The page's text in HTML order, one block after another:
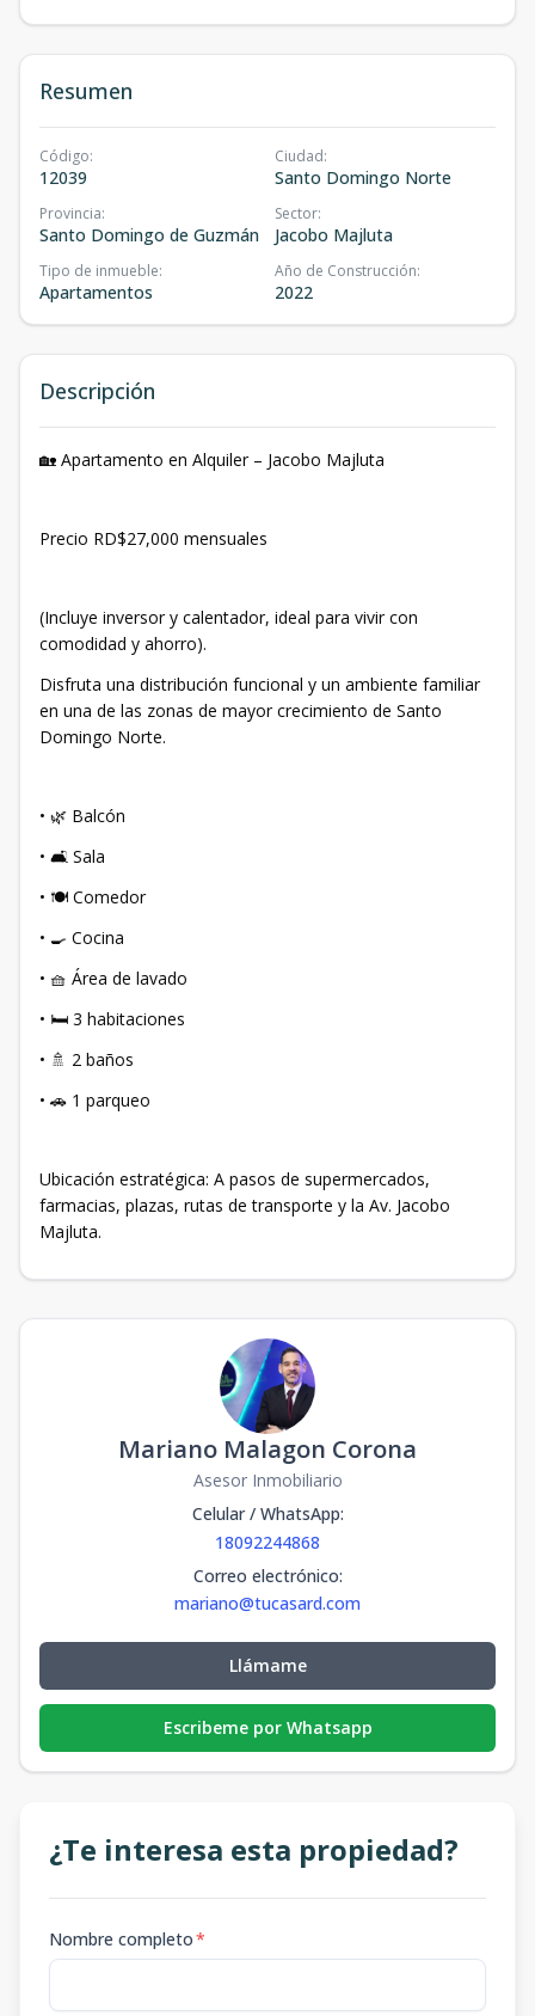
Resumen
Código:
12039
Ciudad:
Santo Domingo Norte
Provincia:
Santo Domingo de Guzmán
Sector:
Jacobo Majluta
Tipo de inmueble:
Apartamentos
Año de Construcción:
2022
Descripción
🏡 Apartamento en Alquiler – Jacobo Majluta
Precio RD$27,000 mensuales
(Incluye inversor y calentador, ideal para vivir con
comodidad y ahorro).
Disfruta una distribución funcional y un ambiente familiar
en una de las zonas de mayor crecimiento de Santo
Domingo Norte.
• 🌿 Balcón
• 🛋️ Sala
• 🍽️ Comedor
• 🍳 Cocina
• 🧺 Área de lavado
• 🛏️ 3 habitaciones
• 🚿 2 baños
• 🚗 1 parqueo
Ubicación estratégica: A pasos de supermercados,
farmacias, plazas, rutas de transporte y la Av. Jacobo
Majluta.
Mariano Malagon Corona
Asesor Inmobiliario
Celular / WhatsApp:
18092244868
Correo electrónico:
mariano@tucasard.com
Llámame
Escribeme por Whatsapp
¿Te interesa esta propiedad?
Nombre completo*